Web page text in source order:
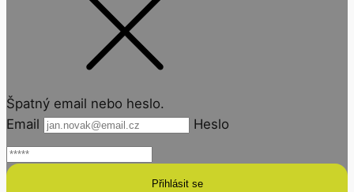
Špatný email nebo heslo.
Email
Heslo
Přihlásit se